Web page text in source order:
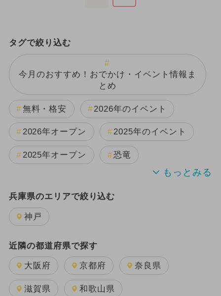
タグで絞り込む
今月のおすすめ！おでかけ・イベント情報ま
とめ
無料・格安 2026年のイベント
2026年オープン 2025年のイベント
2025年オープン 恐竜
週末イベント関西パック
2024年のイベント
GW(ゴールデンウィーク)
2025年11月のイベント
兵庫県のエリアで絞り込む
神戸
近隣の都道府県で探す
大阪府 京都府 奈良県
滋賀県 和歌山県